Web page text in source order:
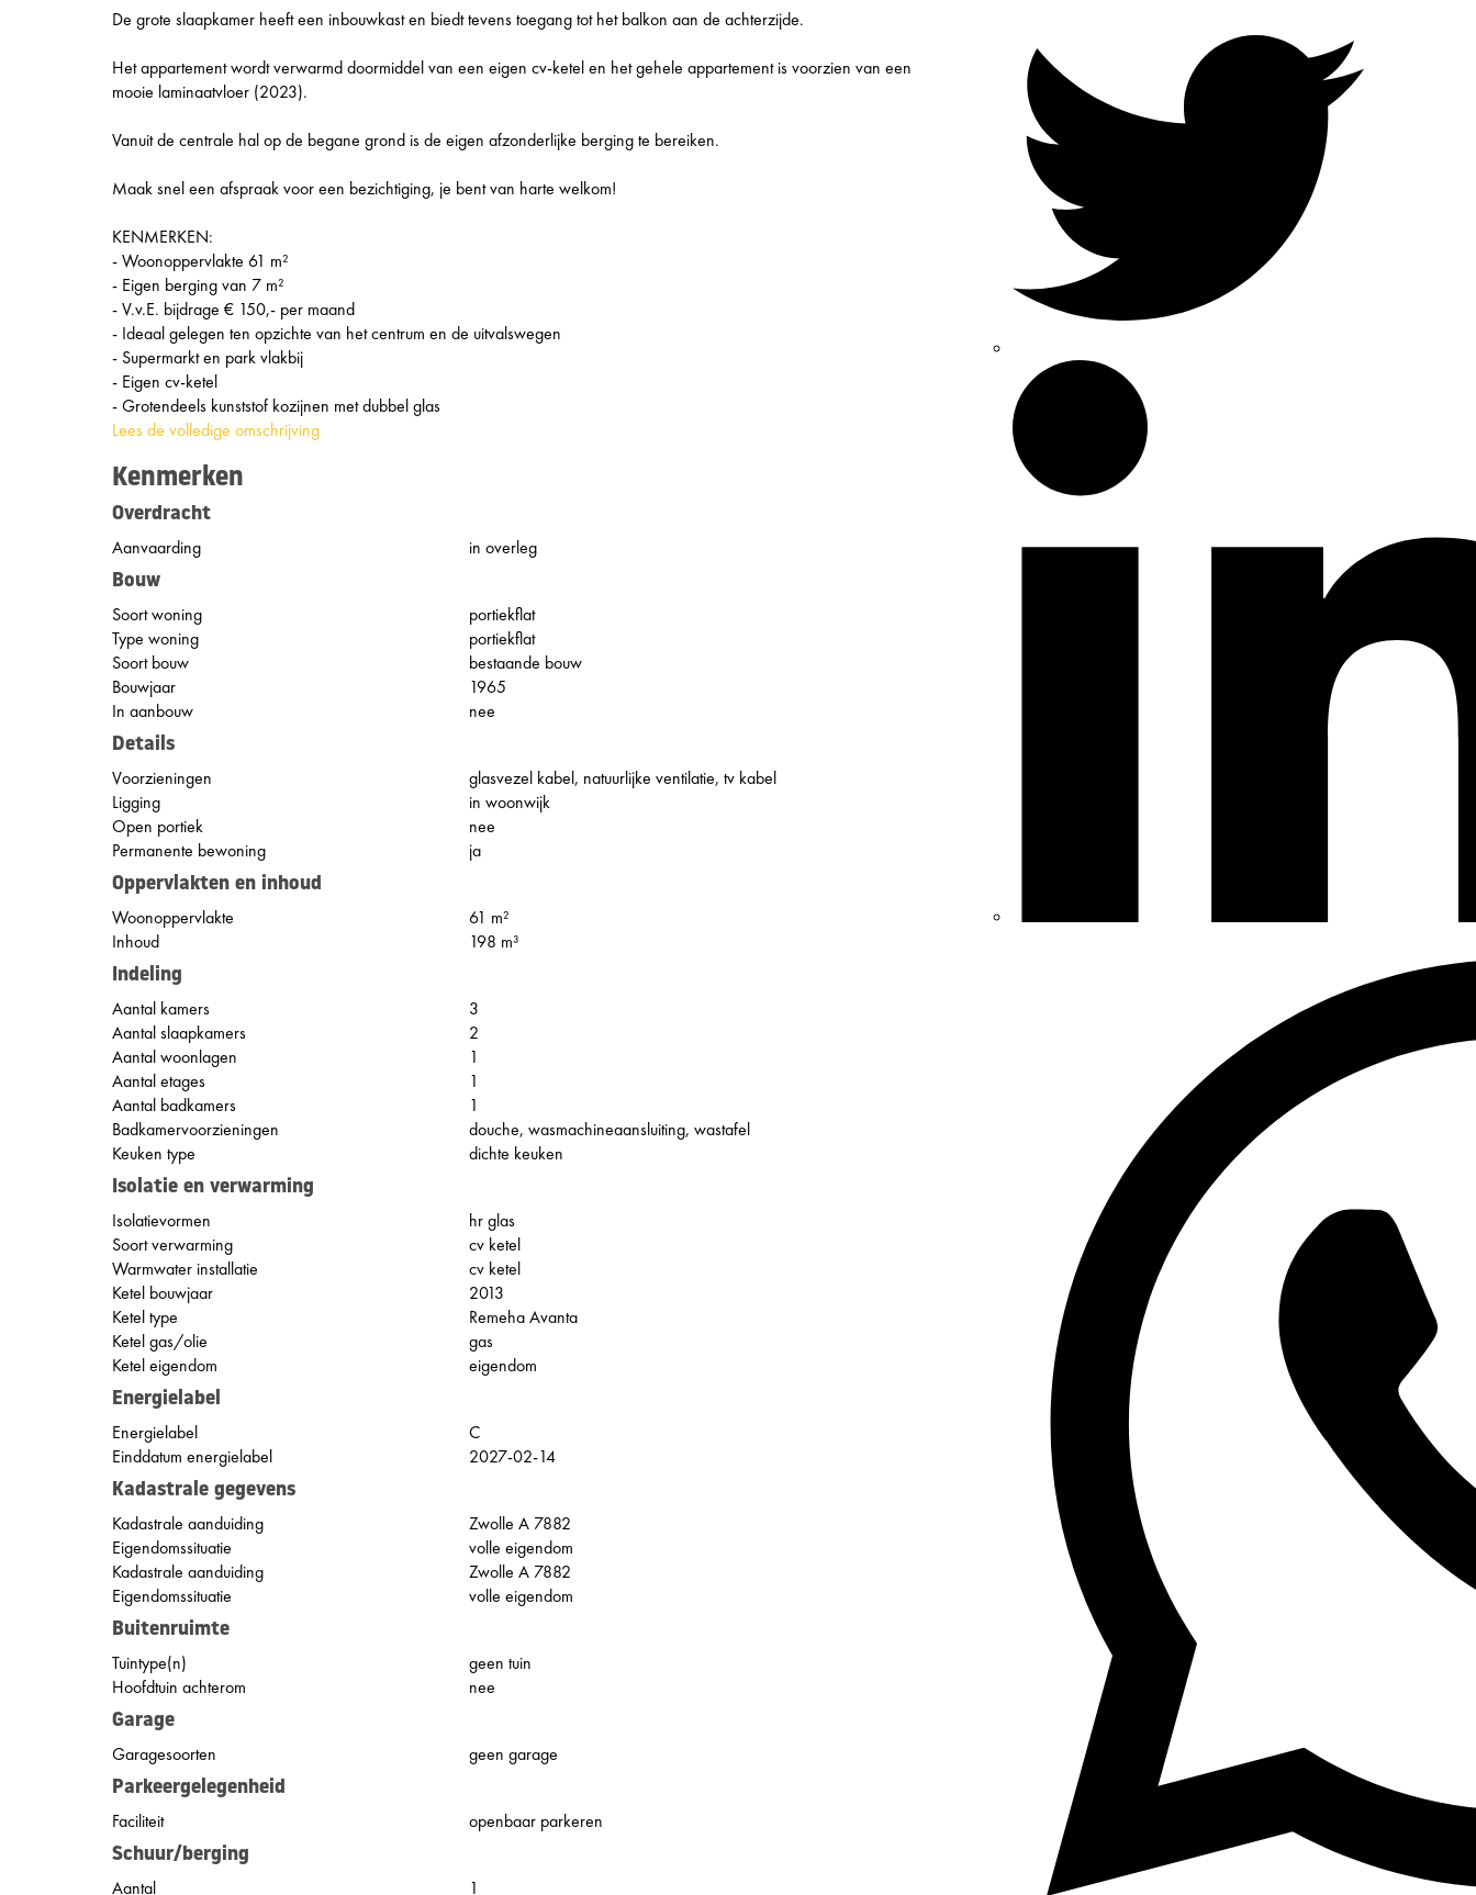
De grote slaapkamer heeft een inbouwkast en biedt tevens toegang tot het balkon aan de achterzijde.
Het appartement wordt verwarmd doormiddel van een eigen cv-ketel en het gehele appartement is voorzien van een
mooie laminaatvloer (2023).
Vanuit de centrale hal op de begane grond is de eigen afzonderlijke berging te bereiken.
Maak snel een afspraak voor een bezichtiging, je bent van harte welkom!
KENMERKEN:
- Woonoppervlakte 61 m²
- Eigen berging van 7 m²
- V.v.E. bijdrage € 150,- per maand
- Ideaal gelegen ten opzichte van het centrum en de uitvalswegen
- Supermarkt en park vlakbij
- Eigen cv-ketel
- Grotendeels kunststof kozijnen met dubbel glas
Lees de volledige omschrijving
Kenmerken
Overdracht
Aanvaarding in overleg
Bouw
Soort woning
portiekflat
Type woning
portiekflat
Soort bouw
bestaande bouw
Bouwjaar
1965
In aanbouw
nee
Details
Voorzieningen
glasvezel kabel, natuurlijke ventilatie, tv kabel
Ligging
in woonwijk
Open portiek
nee
Permanente bewoning
ja
Oppervlakten en inhoud
Woonoppervlakte
61 m²
Inhoud
198 m³
Indeling
Aantal kamers
3
Aantal slaapkamers
2
Aantal woonlagen
1
Aantal etages
1
Aantal badkamers
1
Badkamervoorzieningen
douche, wasmachineaansluiting, wastafel
Keuken type
dichte keuken
Isolatie en verwarming
Isolatievormen
hr glas
Soort verwarming
cv ketel
Warmwater installatie
cv ketel
Ketel bouwjaar
2013
Ketel type
Remeha Avanta
Ketel gas/olie
gas
Ketel eigendom
eigendom
Energielabel
Energielabel
C
Einddatum energielabel
2027-02-14
Kadastrale gegevens
Kadastrale aanduiding
Zwolle A 7882
Eigendomssituatie
volle eigendom
Kadastrale aanduiding
Zwolle A 7882
Eigendomssituatie
volle eigendom
Buitenruimte
Tuintype(n)
geen tuin
Hoofdtuin achterom
nee
Garage
Garagesoorten geen garage
Parkeergelegenheid
Faciliteit openbaar parkeren
Schuur/berging
Aantal 1